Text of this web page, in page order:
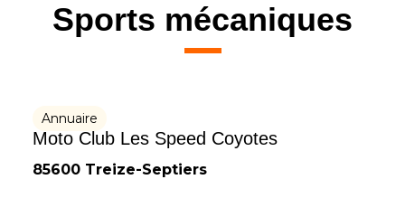
Sports mécaniques
Annuaire
Moto Club Les Speed Coyotes
85600 Treize-Septiers